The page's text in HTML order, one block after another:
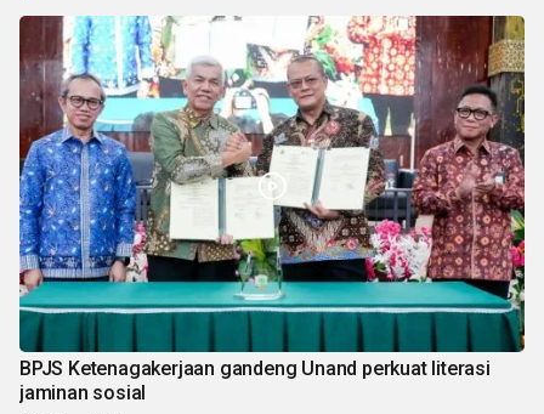
BPJS Ketenagakerjaan gandeng Unand perkuat literasi
jaminan sosial